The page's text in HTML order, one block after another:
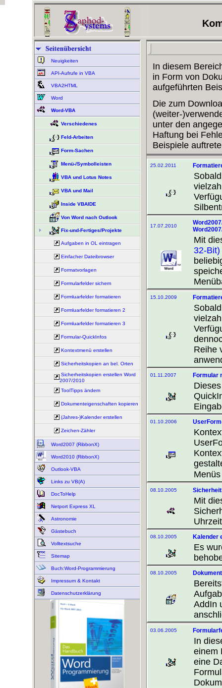
Neuigkeiten
API-Aufrufe in VBA
VBA2HTML
Word
Word-VBA
Verschiedenes
Feld-Arbeiten
Form-Sachen
Menü-/Symbolleisten
VBA und Lotus Notes
VBA und Mail
Inside VBAIDE
Von Word nach Outlook
Fix-und-Fertiges/Projekte
Aufgaben in OL eintragen
Einfacher Dateibrowser
Formatvorlagen
Formularfelder sichern
Formluarfelder formatieren
Formluarfelder formatieren 2
Formluarfelder formatieren 3
Formular-QuickInfos
Kontextmenü erstellen
Sicherheitskopien an bel. Orten
Sicherheitskopien erstellen Word
2007/2010
ToolTipps ändern
Dokumenteigenschaften kopieren
(Jahres-)Kalender erstellen
Zeichen-Zähler
Word2007 (RibbonX)
Word2010 (RibbonX)
Outlook-VBA
Links zu VB(A)
DocToHelp
Netport Express XL
Astronomie
Gästebuch
Volltextsuche
Sitemap
Buch:Word-Programmierung
Impressum & Kontakt
Datenschutzerklärung
In diesem
in Form von
aufgeführten
Die zum
(weiter-
unter den
Haftung bei
Beispiele
25.02.2011
17.07.2010
Mit
32-Bit)
15.10.2009
Reihe
01.11.2007 Formular
01.10.2006
08.10.2005
Mit
08.10.2005 Kalender
Es
08.10.2005
AddIn
03.06.2005
In
einem
eine